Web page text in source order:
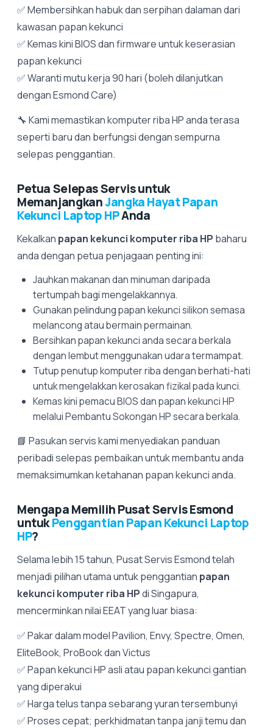
✅ Membersihkan habuk dan serpihan dalaman dari
kawasan papan kekunci
✅ Kemas kini BIOS dan firmware untuk keserasian
papan kekunci
✅ Waranti mutu kerja 90 hari (boleh dilanjutkan
dengan Esmond Care)
🔧 Kami memastikan komputer riba HP anda terasa
seperti baru dan berfungsi dengan sempurna
selepas penggantian.
Petua Selepas Servis untuk
MemanjangkanJangka Hayat Papan
Kekunci Laptop HPAnda
Kekalkan papan kekunci komputer riba HP baharu
anda dengan petua penjagaan penting ini:
Jauhkan makanan dan minuman daripada
tertumpah bagi mengelakkannya.
Gunakan pelindung papan kekunci silikon semasa
melancong atau bermain permainan.
Bersihkan papan kekunci anda secara berkala
dengan lembut menggunakan udara termampat.
Tutup penutup komputer riba dengan berhati-hati
untuk mengelakkan kerosakan fizikal pada kunci.
Kemas kini pemacu BIOS dan papan kekunci HP
melalui Pembantu Sokongan HP secara berkala.
📘 Pasukan servis kami menyediakan panduan
peribadi selepas pembaikan untuk membantu anda
memaksimumkan ketahanan papan kekunci anda.
Mengapa Memilih Pusat Servis Esmond
untukPenggantian Papan Kekunci Laptop
HP?
Selama lebih 15 tahun, Pusat Servis Esmond telah
menjadi pilihan utama untuk penggantian papan
kekunci komputer riba HPdi Singapura,
mencerminkan nilai EEAT yang luar biasa:
✅ Pakar dalam model Pavilion, Envy, Spectre, Omen,
EliteBook, ProBook dan Victus
✅ Papan kekunci HP asli atau papan kekunci gantian
yang diperakui
✅ Harga telus tanpa sebarang yuran tersembunyi
✅ Proses cepat; perkhidmatan tanpa janji temu dan